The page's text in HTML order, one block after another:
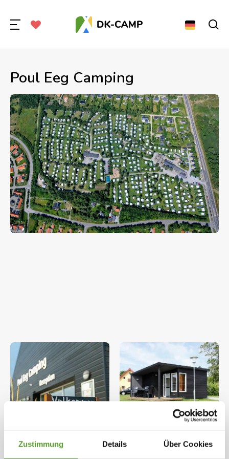
Zustimmung Details Über Cookies
Poul Eeg Camping
Weitere Bilder ansehen